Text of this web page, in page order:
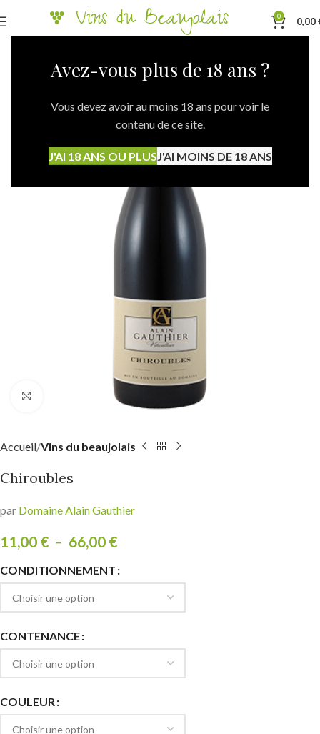
Avez-vous plus de 18 ans ?
Vous devez avoir au moins 18 ans pour voir le
contenu de ce site.
J'AI 18 ANS OU PLUSJ'AI MOINS DE 18 ANS
0 0,00
Click to enlarge
Accueil Vins du beaujolais
Chiroubles
par Domaine Alain Gauthier
11,00 € – 66,00 €
CONDITIONNEMENT
CONTENANCE
COULEUR